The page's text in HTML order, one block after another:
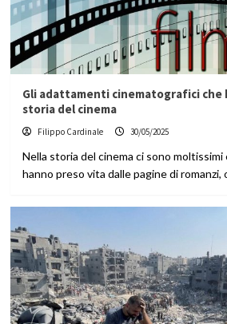
Gli adattamenti cinematografici
storia del cinema
Filippo Cardinale 30/05/2025
Nella storia del cinema ci sono moltissimi
hanno preso vita dalle pagine di romanzi,